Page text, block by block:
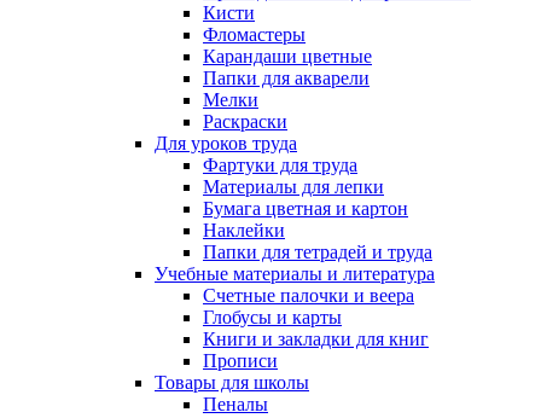
Кисти
Фломастеры
Карандаши цветные
Папки для акварели
Мелки
Раскраски
Для уроков труда
Фартуки для труда
Материалы для лепки
Бумага цветная и картон
Наклейки
Папки для тетрадей и труда
Учебные материалы и литература
Счетные палочки и веера
Глобусы и карты
Книги и закладки для книг
Прописи
Товары для школы
Пеналы